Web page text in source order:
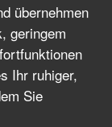
übernehmen
geringem
Ihr ruhiger,
Sie